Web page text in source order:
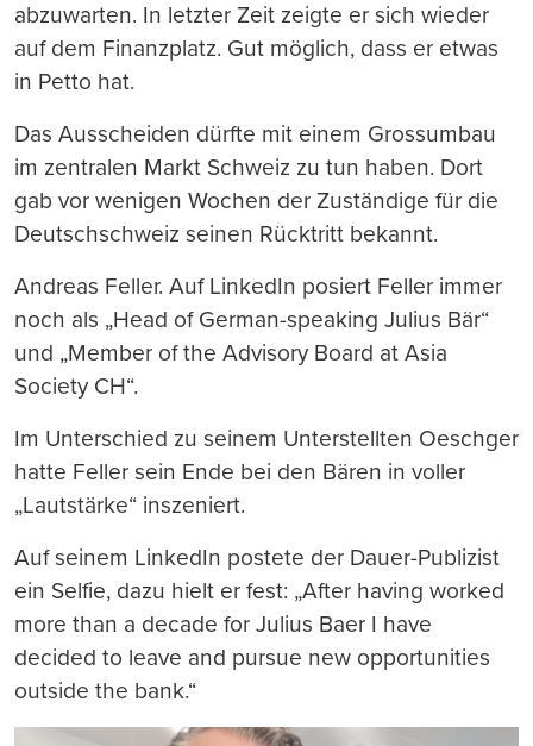
abzuwarten. In letzter Zeit zeigte er sich wieder
auf dem Finanzplatz. Gut möglich, dass er etwas
in Petto hat.
Das Ausscheiden dürfte mit einem Grossumbau
im zentralen Markt Schweiz zu tun haben. Dort
gab vor wenigen Wochen der Zuständige für die
Deutschschweiz seinen Rücktritt bekannt.
Andreas Feller. Auf LinkedIn posiert Feller immer
noch als „Head of German-speaking Julius Bär“
und „Member of the Advisory Board at Asia
Society CH“.
Im Unterschied zu seinem Unterstellten Oeschger
hatte Feller sein Ende bei den Bären in voller
„Lautstärke“ inszeniert.
Auf seinem LinkedIn postete der Dauer-Publizist
ein Selfie, dazu hielt er fest: „After having worked
more than a decade for Julius Baer I have
decided to leave and pursue new opportunities
outside the bank.“